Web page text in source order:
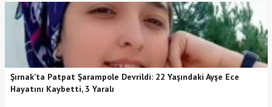
Şırnak’ta Patpat Şarampole Devrildi: 22 Yaşındaki Ayşe Ece
Hayatını Kaybetti, 3 Yaralı